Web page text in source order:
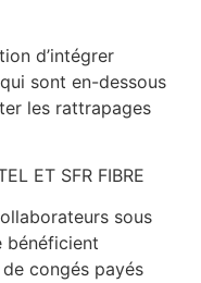
d’intégrer
sont en-dessous
les rattrapages
ET SFR FIBRE
sous
bénéficient
congés payés